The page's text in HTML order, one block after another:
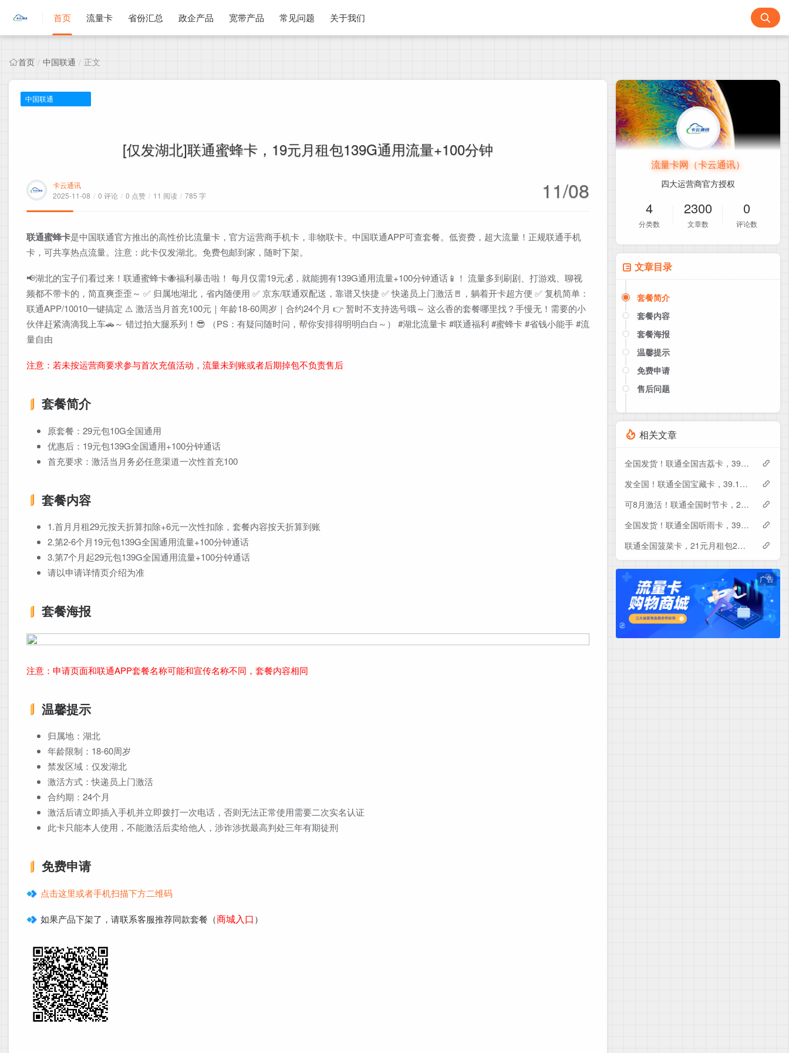
首页 流量卡 省份汇总 政企产品 宽带产品 常见问题 关于我们
首页 / 中国联通 / 正文
中国联通
[仅发湖北]联通蜜蜂卡，19元月租包139G通用流量+100分钟
卡云通讯
2025-11-08 / 0 评论 / 0 点赞 / 11 阅读 / 785 字 11/08
联通蜜蜂卡是中国联通官方推出的高性价比流量卡，官方运营商手机卡，非物联卡。中国联通APP可查套餐。低资费，超大流量！正规联通手机
卡，可共享热点流量。注意：此卡仅发湖北。免费包邮到家，随时下架。
📢湖北的宝子们看过来！联通蜜蜂卡🐝福利暴击啦！ 每月仅需19元💰，就能拥有139G通用流量+100分钟通话📱！ 流量多到刷剧、打游戏、聊视
频都不带卡的，简直爽歪歪～ ✅ 归属地湖北，省内随便用 ✅ 京东/联通双配送，靠谱又快捷 ✅ 快递员上门激活🚪，躺着开卡超方便 ✅ 复机简单：
联通APP/10010一键搞定 ⚠️ 激活当月首充100元｜年龄18-60周岁｜合约24个月 👉 暂时不支持选号哦～ 这么香的套餐哪里找？手慢无！需要的小
伙伴赶紧滴滴我上车🚗～ 错过拍大腿系列！😎 （PS：有疑问随时问，帮你安排得明明白白～） #湖北流量卡 #联通福利 #蜜蜂卡 #省钱小能手 #流
量自由
注意：若未按运营商要求参与首次充值活动，流量未到账或者后期掉包不负责售后
套餐简介
原套餐：29元包10G全国通用
优惠后：19元包139G全国通用+100分钟通话
首充要求：激活当月务必任意渠道一次性首充100
套餐内容
1.首月月租29元按天折算扣除+6元一次性扣除，套餐内容按天折算到账
2.第2-6个月19元包139G全国通用流量+100分钟通话
3.第7个月起29元包139G全国通用流量+100分钟通话
请以申请详情页介绍为准
套餐海报
注意：申请页面和联通APP套餐名称可能和宣传名称不同，套餐内容相同
温馨提示
归属地：湖北
年龄限制：18-60周岁
禁发区域：仅发湖北
激活方式：快递员上门激活
合约期：24个月
激活后请立即插入手机并立即拨打一次电话，否则无法正常使用需要二次实名认证
此卡只能本人使用，不能激活后卖给他人，涉诈涉扰最高判处三年有期徒刑
免费申请
点击这里或者手机扫描下方二维码
如果产品下架了，请联系客服推荐同款套餐（商城入口）
流量卡网（卡云通讯）
四大运营商官方授权
4
分类数
2300
文章数
0
评论数
文章目录
套餐简介
套餐内容
套餐海报
温馨提示
免费申请
点击这里或者手机扫描下方二维码
售后问题
相关文章
全国发货！联通全国吉荔卡，39元月租包240G+50分钟
发全国！联通全国宝藏卡，39.1元月租包240G+200分钟
可8月激活！联通全国时节卡，29元月租包180G+200分钟+会员
全国发货！联通全国听雨卡，39元月租包260G+100分钟+会员
联通全国菠菜卡，21元月租包230G+500分钟
广告